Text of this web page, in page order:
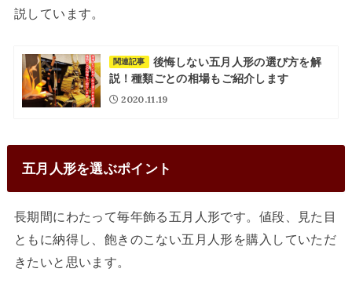
説しています。
関連記事
後悔しない五月人形の選び方を解
説！種類ごとの相場もご紹介します
2020.11.19
五月人形を選ぶポイント
長期間にわたって毎年飾る五月人形です。値段、見た目
ともに納得し、飽きのこない五月人形を購入していただ
きたいと思います。